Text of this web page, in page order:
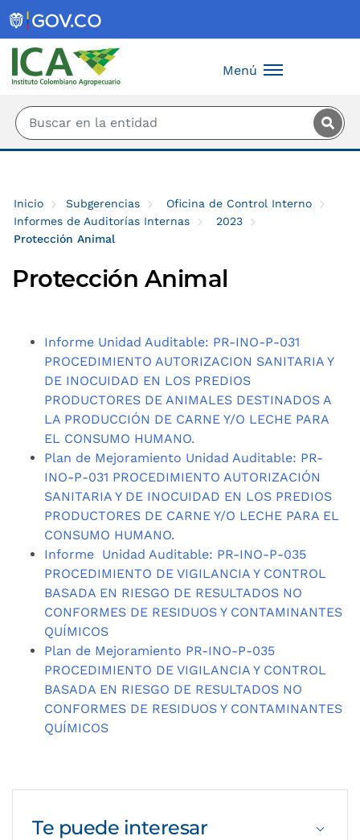
Menú
Inicio Subgerencias
Oficina de Control Interno
Informes de Auditorías Internas
2023
Protección Animal
Protección Animal
Informe Unidad Auditable: PR-INO-P-031
PROCEDIMIENTO AUTORIZACION SANITARIA Y
DE INOCUIDAD EN LOS PREDIOS
PRODUCTORES DE ANIMALES DESTINADOS A
LA PRODUCCIÓN DE CARNE Y/O LECHE PARA
EL CONSUMO HUMANO.
Plan de Mejoramiento Unidad Auditable: PR-
INO-P-031 PROCEDIMIENTO AUTORIZACIÓN
SANITARIA Y DE INOCUIDAD EN LOS PREDIOS
PRODUCTORES DE CARNE Y/O LECHE PARA EL
CONSUMO HUMANO.
Informe Unidad Auditable: PR-INO-P-035
PROCEDIMIENTO DE VIGILANCIA Y CONTROL
BASADA EN RIESGO DE RESULTADOS NO
CONFORMES DE RESIDUOS Y CONTAMINANTES
QUÍMICOS
Plan de Mejoramiento PR-INO-P-035
PROCEDIMIENTO DE VIGILANCIA Y CONTROL
BASADA EN RIESGO DE RESULTADOS NO
CONFORMES DE RESIDUOS Y CONTAMINANTES
QUÍMICOS
Te puede interesar